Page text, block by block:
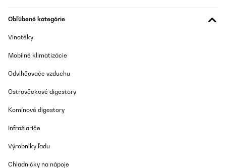
sehr zufrieden. Klangqualität zufriedenstellend. Sender
störungsfrei - sehr gut!
Amazon-Benutzer
Preložiť
Obľúbené kategórie
Vinotéky
Mobilné klimatizácie
Odvlhčovače vzduchu
Ostrovčekové digestory
Komínové digestory
Infražiariče
Výrobníky ľadu
Chladničky na nápoje